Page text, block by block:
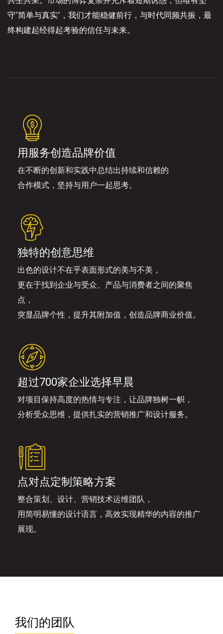
守“简单与真实”，我们才能稳健前行，与时代同频共振，最
终构建起经得起考验的信任与未来。
用服务创造品牌价值
在不断的创新和实践中总结出持续和信赖的
合作模式，坚持与用户一起思考。
独特的创意思维
出色的设计不在乎表面形式的美与不美，
更在于找到企业与受众、产品与消费者之间的聚焦
点，
突显品牌个性，提升其附加值，创造品牌商业价值。
超过700家企业选择早晨
对项目保持高度的热情与专注，让品牌独树一帜，
分析受众思维，提供扎实的营销推广和设计服务。
点对点定制策略方案
整合策划、设计、营销技术运维团队，
用简明易懂的设计语言，高效实现精华的内容的推广
展现。
我们的团队